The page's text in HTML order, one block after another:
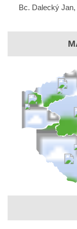
Bc. Dalecký